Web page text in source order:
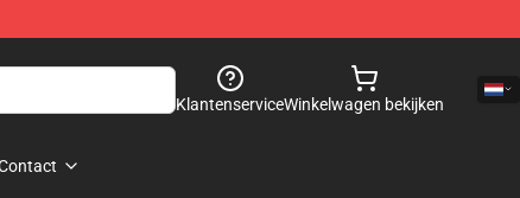
KlantenserviceWinkelwagen bekijken